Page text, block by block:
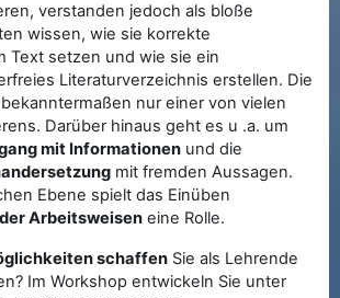
verstanden jedoch als bloße
wissen, wie sie korrekte
Text setzen und wie sie ein
Literaturverzeichnis erstellen. Die
nur einer von vielen
Darüber hinaus geht es u .a. um
mit Informationen und die
mit fremden Aussagen.
Ebene spielt das Einüben
Arbeitsweisen eine Rolle.
schaffen Sie als Lehrende
Im Workshop entwickeln Sie unter